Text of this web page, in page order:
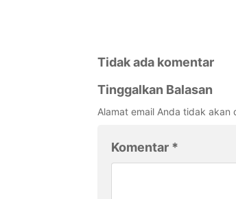
Tidak ada komentar
Tinggalkan Balasan
Alamat email Anda tidak akan
Komentar *